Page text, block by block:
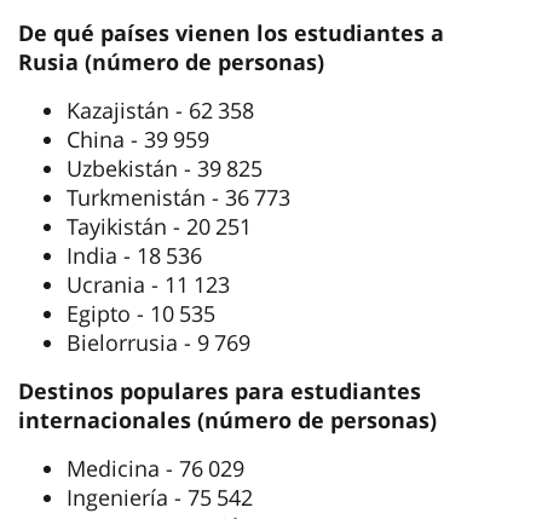
De qué países vienen los estudiantes a
Rusia (número de personas)
Kazajistán - 62 358
China - 39 959
Uzbekistán - 39 825
Turkmenistán - 36 773
Tayikistán - 20 251
India - 18 536
Ucrania - 11 123
Egipto - 10 535
Bielorrusia - 9 769
Destinos populares para estudiantes
internacionales (número de personas)
Medicina - 76 029
Ingeniería - 75 542